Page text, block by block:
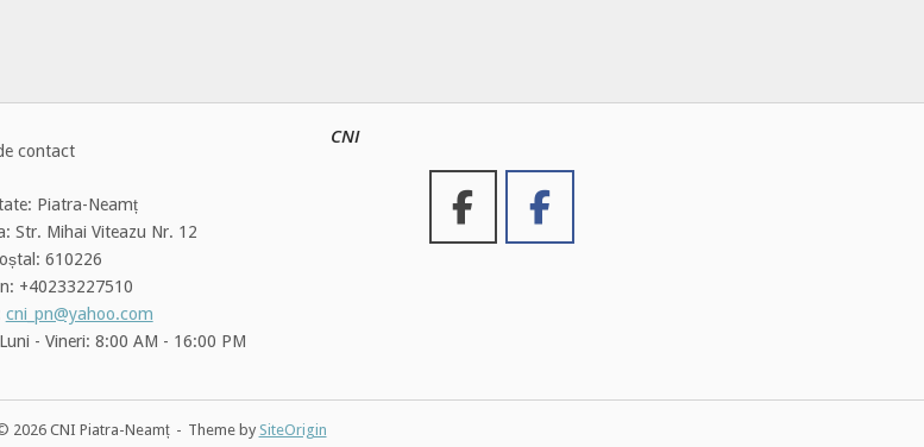
contact
Piatra-Neamț
Str. Mihai Viteazu Nr. 12
610226
+40233227510
cni_pn@yahoo.com
- Vineri: 8:00 AM - 16:00 PM
CNI
2026 CNI Piatra-Neamț Theme by SiteOrigin